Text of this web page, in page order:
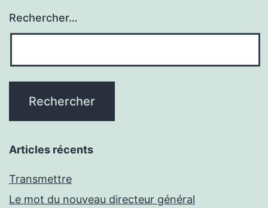
Rechercher…
Articles récents
Transmettre
Le mot du nouveau directeur général